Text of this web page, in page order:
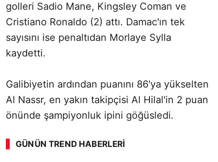
golleri Sadio Mane, Kingsley Coman ve
Cristiano Ronaldo (2) attı. Damac'ın tek
sayısını ise penaltıdan Morlaye Sylla
kaydetti.
Galibiyetin ardından puanını 86'ya yükselten
Al Nassr, en yakın takipçisi Al Hilal'in 2 puan
önünde şampiyonluk ipini göğüsledi.
GÜNÜN TREND HABERLERI
00:02 / 02:14